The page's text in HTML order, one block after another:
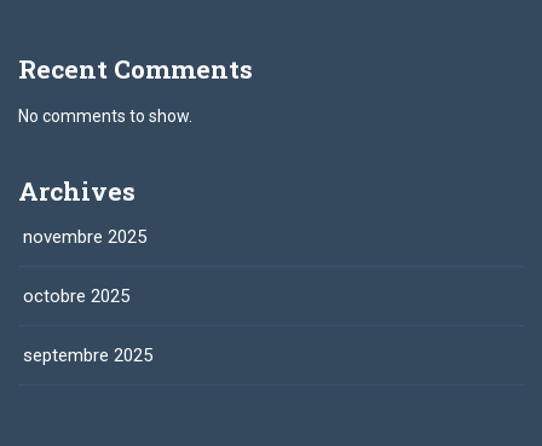
Recent Comments
No comments to show.
Archives
novembre 2025
octobre 2025
septembre 2025